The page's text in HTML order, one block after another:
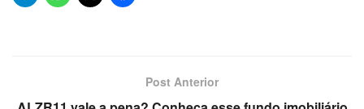
Post Anterior